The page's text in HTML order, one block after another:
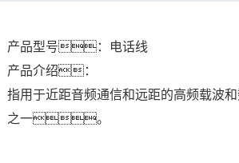
产品型号：电话线
产品介绍：
指用于近距音频通信和远距的高频载
之一。